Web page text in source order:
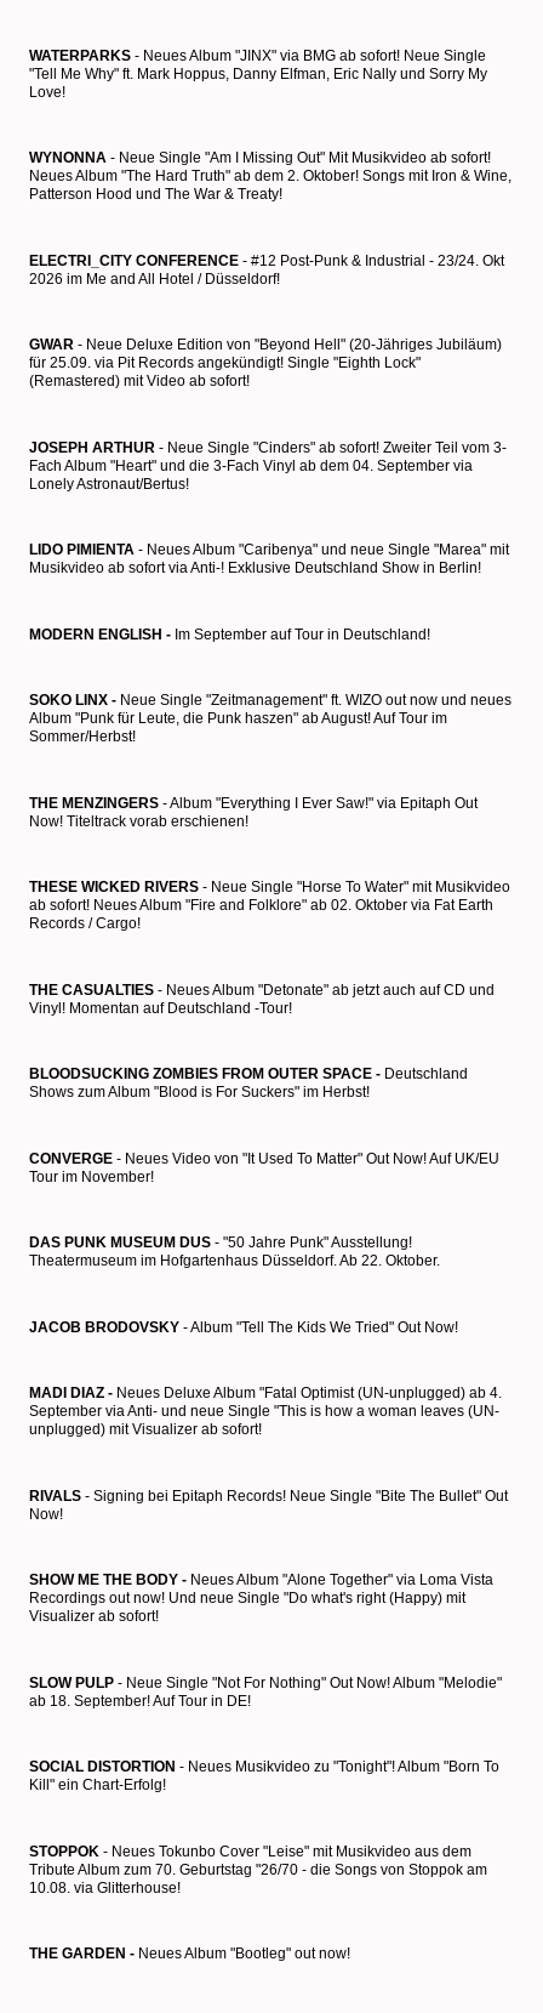
WATERPARKS - Neues Album "JINX" via BMG ab sofort! Neue Single
"Tell Me Why" ft. Mark Hoppus, Danny Elfman, Eric Nally und Sorry My
Love!
WYNONNA - Neue Single "Am I Missing Out" Mit Musikvideo ab sofort!
Neues Album "The Hard Truth" ab dem 2. Oktober! Songs mit Iron & Wine,
Patterson Hood und The War & Treaty!
ELECTRI_CITY CONFERENCE - #12 Post-Punk & Industrial - 23/24. Okt
2026 im Me and All Hotel / Düsseldorf!
GWAR - Neue Deluxe Edition von "Beyond Hell" (20-Jähriges Jubiläum)
für 25.09. via Pit Records angekündigt! Single "Eighth Lock"
(Remastered) mit Video ab sofort!
JOSEPH ARTHUR - Neue Single "Cinders" ab sofort! Zweiter Teil vom 3-
Fach Album "Heart" und die 3-Fach Vinyl ab dem 04. September via
Lonely Astronaut/Bertus!
LIDO PIMIENTA - Neues Album "Caribenya" und neue Single "Marea" mit
Musikvideo ab sofort via Anti-! Exklusive Deutschland Show in Berlin!
MODERN ENGLISH - Im September auf Tour in Deutschland!
SOKO LINX - Neue Single "Zeitmanagement" ft. WIZO out now und neues
Album "Punk für Leute, die Punk haszen" ab August! Auf Tour im
Sommer/Herbst!
THE MENZINGERS - Album "Everything I Ever Saw!" via Epitaph Out
Now! Titeltrack vorab erschienen!
THESE WICKED RIVERS - Neue Single "Horse To Water" mit Musikvideo
ab sofort! Neues Album "Fire and Folklore" ab 02. Oktober via Fat Earth
Records / Cargo!
THE CASUALTIES - Neues Album "Detonate" ab jetzt auch auf CD und
Vinyl! Momentan auf Deutschland -Tour!
BLOODSUCKING ZOMBIES FROM OUTER SPACE - Deutschland
Shows zum Album "Blood is For Suckers" im Herbst!
CONVERGE - Neues Video von "It Used To Matter" Out Now! Auf UK/EU
Tour im November!
DAS PUNK MUSEUM DUS - "50 Jahre Punk" Ausstellung!
Theatermuseum im Hofgartenhaus Düsseldorf. Ab 22. Oktober.
JACOB BRODOVSKY - Album "Tell The Kids We Tried" Out Now!
MADI DIAZ - Neues Deluxe Album "Fatal Optimist (UN-unplugged) ab 4.
September via Anti- und neue Single "This is how a woman leaves (UN-
unplugged) mit Visualizer ab sofort!
RIVALS - Signing bei Epitaph Records! Neue Single "Bite The Bullet" Out
Now!
SHOW ME THE BODY - Neues Album "Alone Together" via Loma Vista
Recordings out now! Und neue Single "Do what's right (Happy) mit
Visualizer ab sofort!
SLOW PULP - Neue Single "Not For Nothing" Out Now! Album "Melodie"
ab 18. September! Auf Tour in DE!
SOCIAL DISTORTION - Neues Musikvideo zu "Tonight"! Album "Born To
Kill" ein Chart-Erfolg!
STOPPOK - Neues Tokunbo Cover "Leise" mit Musikvideo aus dem
Tribute Album zum 70. Geburtstag "26/70 - die Songs von Stoppok am
10.08. via Glitterhouse!
THE GARDEN - Neues Album "Bootleg" out now!